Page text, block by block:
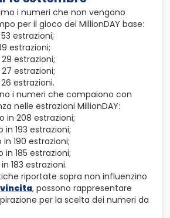
i numeri che non vengono
per il gioco del MillionDAY base:
estrazioni;
estrazioni;
estrazioni;
estrazioni;
estrazioni.
i numeri che compaiono con
nelle estrazioni MillionDAY:
in 208 estrazioni;
in 193 estrazioni;
190 estrazioni;
in 185 estrazioni;
183 estrazioni.
riportate sopra non influenzino
, possono rappresentare
per la scelta dei numeri da